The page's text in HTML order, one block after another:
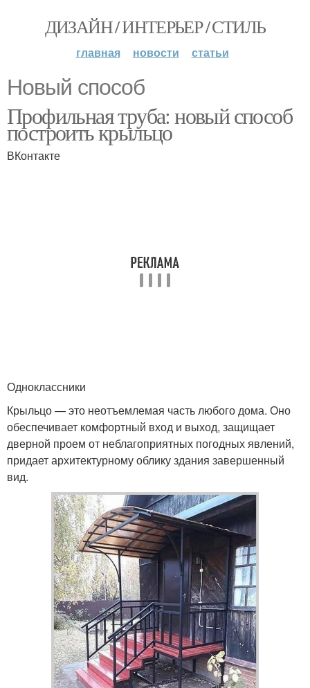
ДИЗАЙН / ИНТЕРЬЕР / СТИЛЬ
главная новости статьи
Новый способ
Профильная труба: новый способ
построить крыльцо
ВКонтакте
Одноклассники
Крыльцо — это неотъемлемая часть любого дома. Оно
обеспечивает комфортный вход и выход, защищает
дверной проем от неблагоприятных погодных явлений,
придает архитектурному облику здания завершенный
вид.